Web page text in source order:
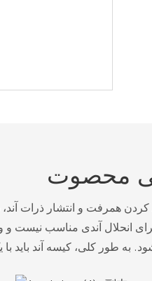
محصوت
همرفت و انتشار ذرات
انحلال آندی مناسب نیست